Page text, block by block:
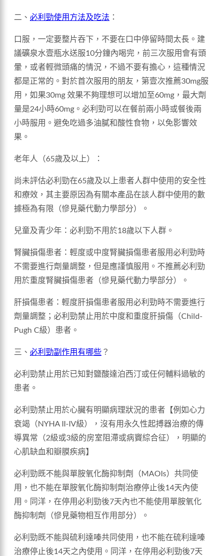
二、 必利勁使用方法及吃法 ：
口服，一定要整片吞下，不要在口中停留時間太長。建
議礦泉水壹瓶水送服10分鐘內喝完，前三次服用會有頭
暈，或者輕微頭痛的情況，不過不要有擔心，這種情況
都是正常的。對於首次服用的朋友，第壹次推薦30mg服
用，如果30mg 效果不夠理想可以增加至60mg，最大劑
量是24小時60mg。必利勁可以在餐前兩小時或餐後兩
小時服用。避免吃過多油膩和酸性食物，以免影響效
果。
老年人（65歲及以上）：
尚未評估必利勁在65歲及以上患者人群中使用的安全性
和療效，其主要原因為有關本產品在該人群中使用的數
據極為有限（慘見藥代動力學部分）。
兒童及青少年：必利勁不用於18歲以下人群。
腎臟損傷患者：輕度或中度腎臟損傷患者服用必利勁時
不需要進行劑量調整，但是應謹慎服用。不推薦必利勁
用於重度腎臟損傷患者（慘見藥代動力學部分）。
肝損傷患者：輕度肝損傷患者服用必利勁時不需要進行
劑量調整；必利勁禁止用於中度和重度肝損傷（Child-
Pugh C級）患者。
三、 必利勁副作用有哪些 ？
必利勁禁止用於已知對鹽酸達泊西汀或任何輔料過敏的
患者。
必利勁禁止用於心臟有明顯病理狀況的患者【例如心力
衰竭（NYHA II-IV級），沒有用永久性起搏器治療的傳
導異常（2級或3級的房室阻滯或病竇綜合征），明顯的
心肌缺血和瓣膜疾病】
必利勁既不能與單胺氧化酶抑制劑（MAOIs）共同使
用，也不能在單胺氧化酶抑制劑治療停止後14天內使
用。同洋，在停用必利勁後7天內也不能使用單胺氧化
酶抑制劑（慘見藥物相互作用部分）。
必利勁既不能與硫利達嗪共同使用，也不能在硫利達嗪
治療停止後14天之內使用。同洋，在停用必利勁後7天